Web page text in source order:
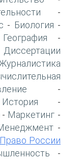
-
- Биология -
География -
Диссертации
-
История -
- Маркетинг -
-
Право России
-